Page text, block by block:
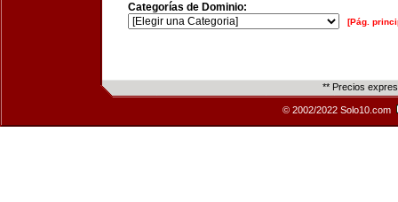
Categorías de Dominio:
[Pág.
** Precios
© 2002/2022 Solo10.com